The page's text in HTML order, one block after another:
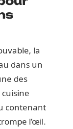
la
dans un
des
contenant
l’œil.